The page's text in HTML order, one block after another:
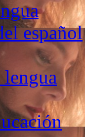
español
lengua